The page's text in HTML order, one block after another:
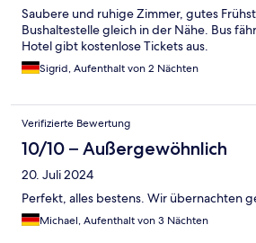
Saubere und ruhige Zimmer, gutes
Bushaltestelle gleich in der Nähe. Bus
Hotel gibt kostenlose Tickets aus.
Sigrid, Aufenthalt von 2 Nächten
Verifizierte Bewertung
10/10 – Außergewöhnlich
20. Juli 2024
Perfekt, alles bestens. Wir übernachten
Michael, Aufenthalt von 3 Nächten